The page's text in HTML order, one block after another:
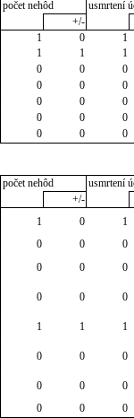
počet nehôd
usmrtení
+/-
1 0
1
1 1
1
0 0
0
0 0
0
0 0
0
0 0
0
0 0 0
počet nehôd
usmrtení
+/-
1 0
1
0 0
0
0 0
0
0 0
0
1 1
1
0 0
0
0 0
0
0 0 0